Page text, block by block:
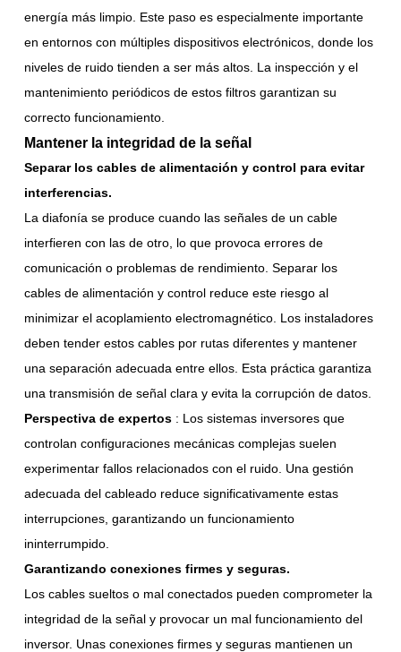
energía más limpio. Este paso es especialmente importante
en entornos con múltiples dispositivos electrónicos, donde los
niveles de ruido tienden a ser más altos. La inspección y el
mantenimiento periódicos de estos filtros garantizan su
correcto funcionamiento.
Mantener la integridad de la señal
Separar los cables de alimentación y control para evitar
interferencias.
La diafonía se produce cuando las señales de un cable
interfieren con las de otro, lo que provoca errores de
comunicación o problemas de rendimiento. Separar los
cables de alimentación y control reduce este riesgo al
minimizar el acoplamiento electromagnético. Los instaladores
deben tender estos cables por rutas diferentes y mantener
una separación adecuada entre ellos. Esta práctica garantiza
una transmisión de señal clara y evita la corrupción de datos.
Perspectiva de expertos : Los sistemas inversores que
controlan configuraciones mecánicas complejas suelen
experimentar fallos relacionados con el ruido. Una gestión
adecuada del cableado reduce significativamente estas
interrupciones, garantizando un funcionamiento
ininterrumpido.
Garantizando conexiones firmes y seguras.
Los cables sueltos o mal conectados pueden comprometer la
integridad de la señal y provocar un mal funcionamiento del
inversor. Unas conexiones firmes y seguras mantienen un